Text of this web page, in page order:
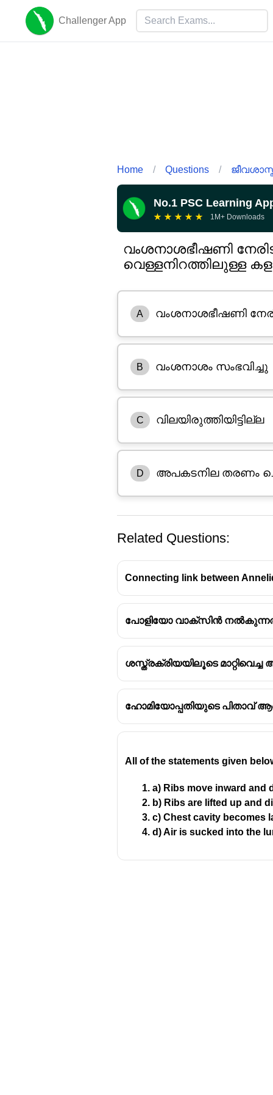
Challenger App
Home / Questions /
No.1 PSC Learning
★ ★ ★ ★ ★ 1M+ Downloads
വംശനാശഭീഷണി
വെള്ളനിറത്തിലുള്ള
A വംശനാശഭീഷണി
B വംശനാശം സംഭവിച്ചു
C വിലയിരുത്തിയിട്ടില്ല
D അപകടനില തരണം
Related Questions:
Connecting link between
പോളിയോ വാക്സിൻ
ശസ്ത്രക്രിയയിലൂടെ
ഹോമിയോപ്പതിയുടെ പിതാവ്
All of the statements given
a) Ribs move inward and
b) Ribs are lifted up and
c) Chest cavity becomes
d) Air is sucked into the